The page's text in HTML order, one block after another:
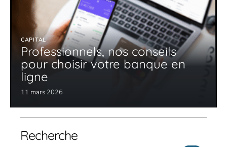
CAPITAL
Professionnels, nos conseils
pour choisir votre banque en
ligne
11 mars 2026
Recherche